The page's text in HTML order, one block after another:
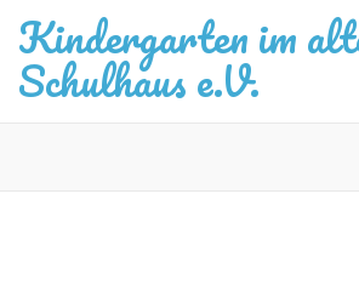
Inhalt
springen
(Eingabetaste
Kindergarten im
Schulhaus e.V.